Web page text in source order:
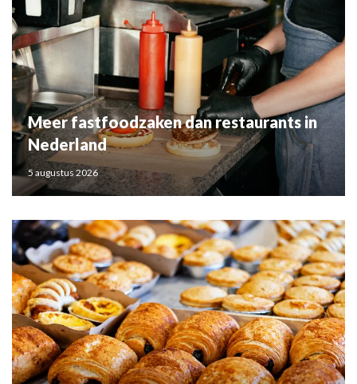
Meer fastfoodzaken dan restaurants in
Nederland
5 augustus 2026